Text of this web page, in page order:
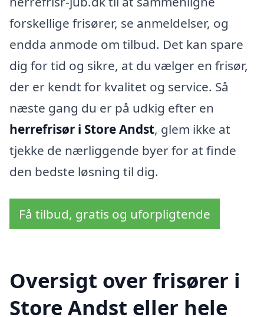
forskellige frisører, se anmeldelser, og
endda anmode om tilbud. Det kan spare
dig for tid og sikre, at du vælger en frisør,
der er kendt for kvalitet og service. Så
næste gang du er på udkig efter en
herrefrisør i Store Andst, glem ikke at
tjekke de nærliggende byer for at finde
den bedste løsning til dig.
Få tilbud, gratis og uforpligtende
Oversigt over frisører i
Store Andst eller hele